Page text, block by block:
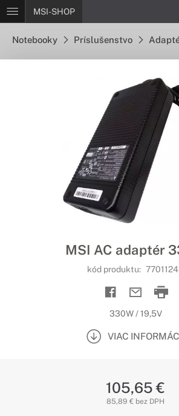
MSI-SHOP
Notebooky Príslušenstvo
MSI AC adaptér
kód produktu:
330W / 19,5V
VIAC
105,65 €
85,89 € bez DPH